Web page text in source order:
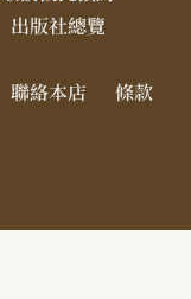
出版社總覽
聯絡本店
條款